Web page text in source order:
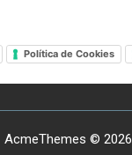
Política de Cookies
AcmeThemes © 2026